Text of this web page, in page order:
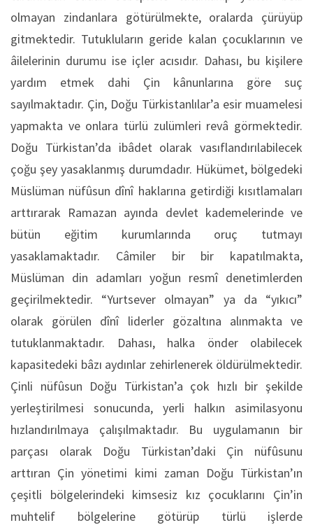
olmayan zindanlara götürülmekte, oralarda çürüyüp
gitmektedir. Tutukluların geride kalan çocuklarının ve
âilelerinin durumu ise içler acısıdır. Dahası, bu kişilere
yardım etmek dahi Çin kânunlarına göre suç
sayılmaktadır. Çin, Doğu Türkistanlılar’a esir muamelesi
yapmakta ve onlara türlü zulümleri revâ görmektedir.
Doğu Türkistan’da ibâdet olarak vasıflandırılabilecek
çoğu şey yasaklanmış durumdadır. Hükümet, bölgedeki
Müslüman nüfûsun dînî haklarına getirdiği kısıtlamaları
arttırarak Ramazan ayında devlet kademelerinde ve
bütün eğitim kurumlarında oruç tutmayı
yasaklamaktadır. Câmiler bir bir kapatılmakta,
Müslüman din adamları yoğun resmî denetimlerden
geçirilmektedir. “Yurtsever olmayan” ya da “yıkıcı”
olarak görülen dînî liderler gözaltına alınmakta ve
tutuklanmaktadır. Dahası, halka önder olabilecek
kapasitedeki bâzı aydınlar zehirlenerek öldürülmektedir.
Çinli nüfûsun Doğu Türkistan’a çok hızlı bir şekilde
yerleştirilmesi sonucunda, yerli halkın asimilasyonu
hızlandırılmaya çalışılmaktadır. Bu uygulamanın bir
parçası olarak Doğu Türkistan’daki Çin nüfûsunu
arttıran Çin yönetimi kimi zaman Doğu Türkistan’ın
çeşitli bölgelerindeki kimsesiz kız çocuklarını Çin’in
muhtelif bölgelerine götürüp türlü işlerde